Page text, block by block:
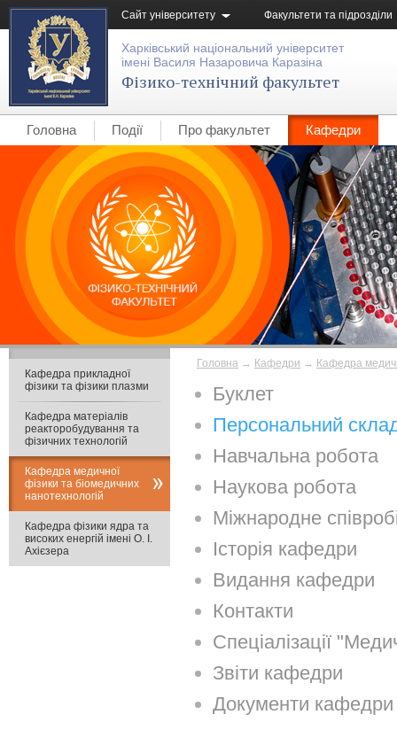
Сайт університету Факультети та підрозділи
Харківський національний університет
імені Василя Назаровича Каразіна
Фізико-технічний факультет
Головна Події Про факультет Кафедри
Головна → Кафедри → Кафедра
Буклет
Персональний
Навчальна робота
Наукова робота
Міжнародне
Історія кафедри
Видання кафедри
Контакти
Спеціалізації
Звіти кафедри
Документи кафедри
Кафедра прикладної
фізики та фізики плазми
Кафедра матеріалів
реакторобудування та
фізичних технологій
Кафедра медичної
фізики та біомедичних
нанотехнологій
Кафедра фізики ядра та
високих енергій імені О. І.
Ахієзера